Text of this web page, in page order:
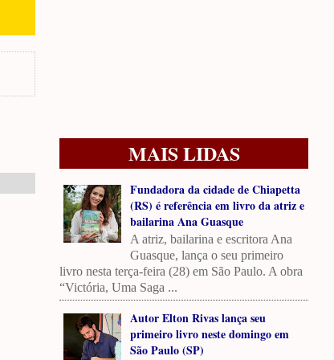
MAIS LIDAS
Fundadora da cidade de Chiapetta
(RS) é referência em livro da atriz e
bailarina Ana Guasque
A atriz, bailarina e escritora Ana
Guasque, lança o seu primeiro
livro nesta terça-feira (28) em São Paulo. A obra
“Victória, Uma Saga ...
Autor Elton Rivas lança seu
primeiro livro neste domingo em
São Paulo (SP)